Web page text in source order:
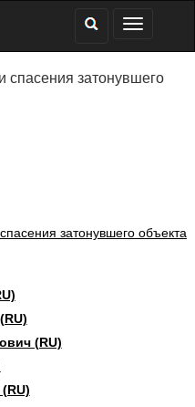
спасения затонувшего
(RU)